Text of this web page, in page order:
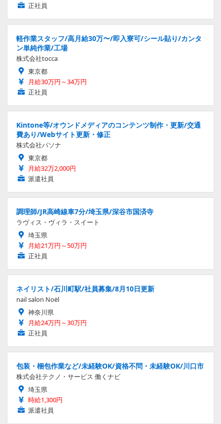
正社員
軽作業スタッフ/高月給30万〜/即入寮可/シール貼り/カンタ
ン単純作業/工場
株式会社tocca
東京都
月給30万円～34万円
正社員
Kintone等/オウンドメディアのコンテンツ制作・更新/交通
費あり/Webサイト更新・修正
株式会社パソナ
東京都
月給32万2,000円
派遣社員
調理師/JR高崎線車7分/埼玉県/深谷市国済寺
ラヴィス・ヴィラ・スイート
埼玉県
月給21万円～50万円
正社員
ネイリスト/石川町駅/社員募集/8月10日更新
nail salon Noël
神奈川県
月給24万円～30万円
正社員
包装・梱包作業など/未経験OK/資格不問・未経験OK/川口市
株式会社テクノ・サービス 働くナビ
埼玉県
時給1,300円
派遣社員